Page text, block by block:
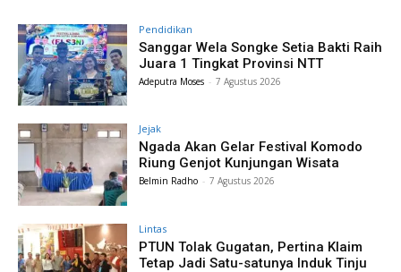
Pendidikan
Sanggar Wela Songke Setia Bakti Raih
Juara 1 Tingkat Provinsi NTT
Adeputra Moses - 7 Agustus 2026
Jejak
Ngada Akan Gelar Festival Komodo
Riung Genjot Kunjungan Wisata
Belmin Radho - 7 Agustus 2026
Lintas
PTUN Tolak Gugatan, Pertina Klaim
Tetap Jadi Satu-satunya Induk Tinju